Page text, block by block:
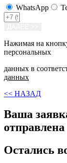
WhatsApp
Нажимая на
персональных
данных в
данных
<< НАЗАД
Ваша
отправлена
Остались